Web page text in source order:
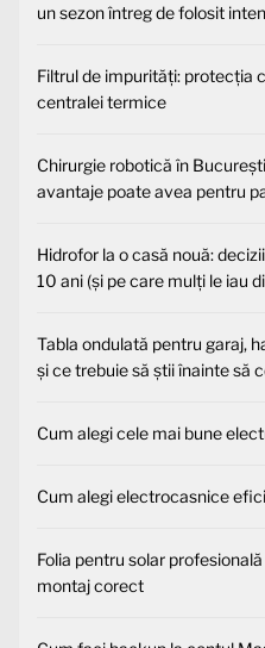
un sezon întreg de folosit
Filtrul de impurități: protecția
centralei termice
Chirurgie robotică în
avantaje poate avea pentru
Hidrofor la o casă nouă:
10 ani (și pe care mulți le iau
Tabla ondulată pentru garaj,
și ce trebuie să știi înainte să
Cum alegi cele mai bune
Cum alegi electrocasnice
Folia pentru solar
montaj corect